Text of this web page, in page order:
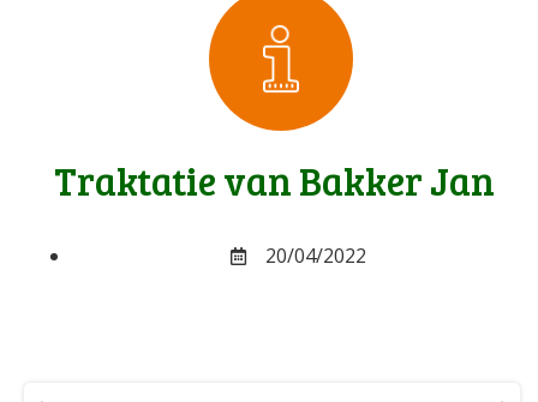
Traktatie van Bakker Jan
20/04/2022